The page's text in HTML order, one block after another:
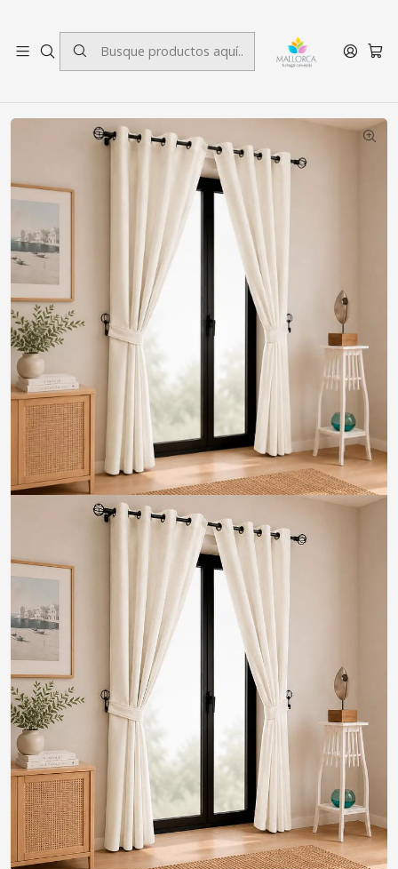
Inicio Dormitorio Cortinas Blackout
Cortina Blackout 6 Piezas Con Argolla Crudo